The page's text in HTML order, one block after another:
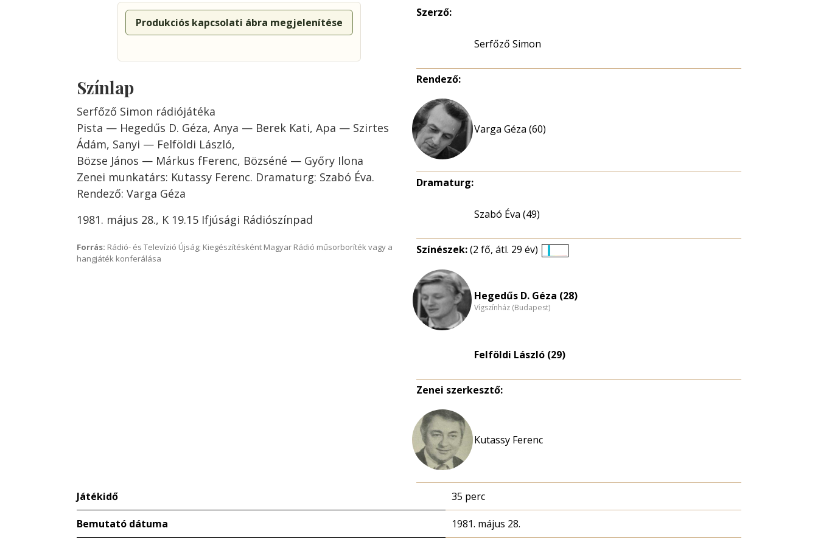
Produkciós kapcsolati ábra megjelenítése
Színlap
Serfőző Simon rádiójátéka
Pista — Hegedűs D. Géza, Anya — Berek Kati, Apa — Szirtes
Ádám, Sanyi — Felföldi László,
Bözse János — Márkus fFerenc, Bözséné — Győry Ilona
Zenei munkatárs: Kutassy Ferenc. Dramaturg: Szabó Éva.
Rendező: Varga Géza
1981. május 28., K 19.15 Ifjúsági Rádiószínpad
Forrás: Rádió- és Televízió Újság; Kiegészítésként Magyar Rádió műsorboríték vagy a
hangjáték konferálása
Szerző:
Serfőző Simon
Rendező:
Varga Géza (60)
Dramaturg:
Szabó Éva (49)
Színészek:(2 fő, átl. 29 év)
nagyítása
Hegedűs D. Géza (28)
Vígszínház (Budapest)
Felföldi László (29)
Zenei szerkesztő:
Kutassy Ferenc
Játékidő 35 perc
Bemutató dátuma 1981. május 28.